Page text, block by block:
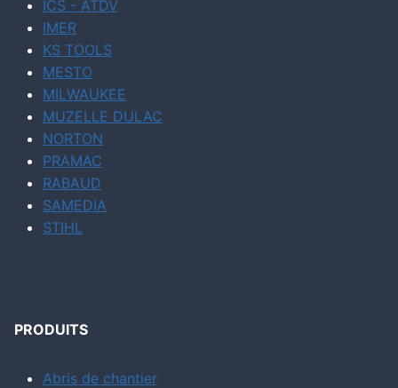
ICS - ATDV
IMER
KS TOOLS
MESTO
MILWAUKEE
MUZELLE DULAC
NORTON
PRAMAC
RABAUD
SAMEDIA
STIHL
PRODUITS
Abris de chantier